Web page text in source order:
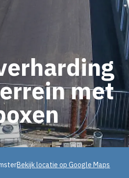
met
Bekijk locatie op Google Maps